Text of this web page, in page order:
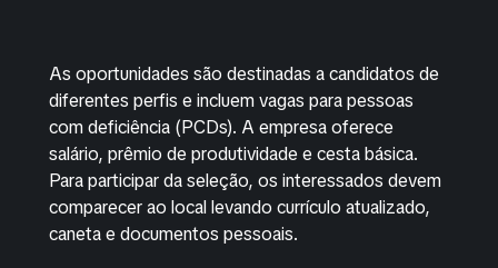
As oportunidades são destinadas a candidatos de
diferentes perfis e incluem vagas para pessoas
com deficiência (PCDs). A empresa oferece
salário, prêmio de produtividade e cesta básica.
Para participar da seleção, os interessados devem
comparecer ao local levando currículo atualizado,
caneta e documentos pessoais.